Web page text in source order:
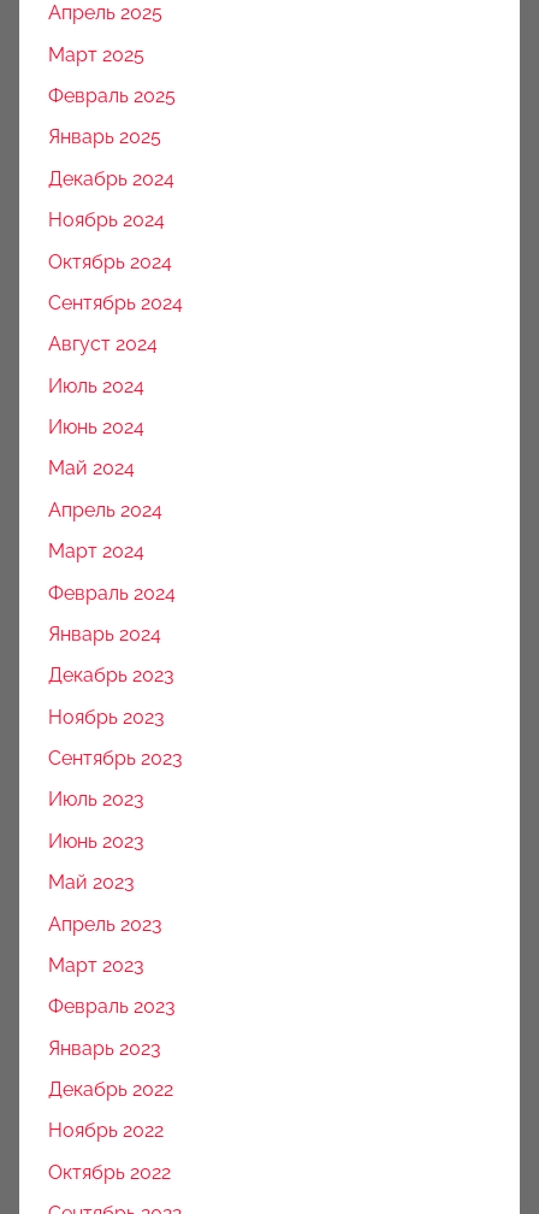
Апрель 2025
Март 2025
Февраль 2025
Январь 2025
Декабрь 2024
Ноябрь 2024
Октябрь 2024
Сентябрь 2024
Август 2024
Июль 2024
Июнь 2024
Май 2024
Апрель 2024
Март 2024
Февраль 2024
Январь 2024
Декабрь 2023
Ноябрь 2023
Сентябрь 2023
Июль 2023
Июнь 2023
Май 2023
Апрель 2023
Март 2023
Февраль 2023
Январь 2023
Декабрь 2022
Ноябрь 2022
Октябрь 2022